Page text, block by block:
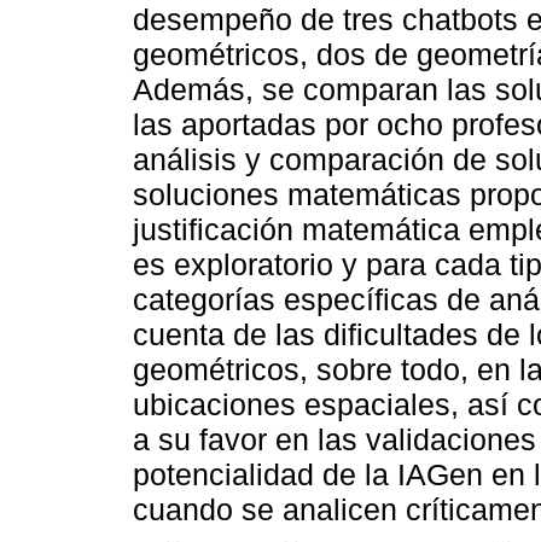
desempeño de tres chatbots
geométricos, dos de
Además, se comparan las
las aportadas por ocho
análisis y comparación de
soluciones matemáticas
justificación matemática
es exploratorio y para cada
categorías específicas de
cuenta de las dificultades de
geométricos, sobre todo, en
ubicaciones espaciales, así
a su favor en las
potencialidad de la IAGen
cuando se analicen